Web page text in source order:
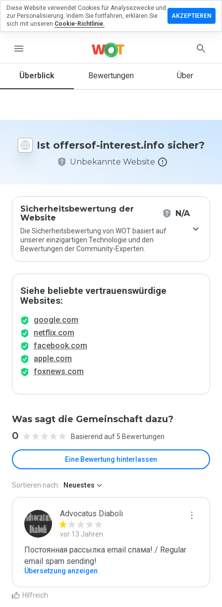
menu
Überblick Bewertungen Über
Ist offersof-interest.info sicher?
Unbekannte Website
Sicherheitsbewertung der
Website
N/A
Die Sicherheitsbewertung von WOT basiert auf
unserer einzigartigen Technologie und den
Bewertungen der Community-Experten.
Siehe beliebte vertrauenswürdige
Websites:
google.com
netflix.com
facebook.com
apple.com
foxnews.com
Was sagt die Gemeinschaft dazu?
0 Basierend auf 5 Bewertungen
Eine Bewertung hinterlassen
eine
würden
Website
auf einer
Skala von
Sortieren nach: Neuestes
Advocatus Diaboli
vor 13 Jahren
Постоянная рассылка email спама! / Regular
email spam sending!
Übersetzung anzeigen
Hilfreich
Diese Website verwendet Cookies für Analysezwecke und
zur Personalisierung. Indem Sie fortfahren, erklären Sie
sich mit unseren Cookie-Richtlinie.
AKZEPTIEREN